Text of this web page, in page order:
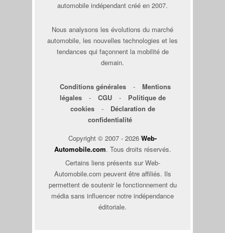
automobile indépendant créé en 2007.
Nous analysons les évolutions du marché
automobile, les nouvelles technologies et les
tendances qui façonnent la mobilité de
demain.
Conditions générales -
Mentions
légales
- CGU -
Politique de
cookies
-
Déclaration de
confidentialité
Copyright © 2007 - 2026 Web-
Automobile.com. Tous droits réservés.
Certains liens présents sur Web-
Automobile.com peuvent être affiliés. Ils
permettent de soutenir le fonctionnement du
média sans influencer notre indépendance
éditoriale.